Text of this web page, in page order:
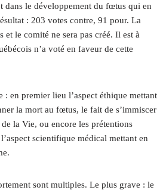
dans le développement du fœtus qui en
: 203 votes contre, 91 pour. La
et le comité ne sera pas créé. Il est à
n’a voté en faveur de cette
: en premier lieu l’aspect éthique mettant
la mort au fœtus, le fait de s’immiscer
la Vie, ou encore les prétentions
scientifique médical mettant en
sont multiples. Le plus grave : le